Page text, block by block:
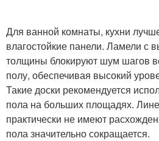
Для ванной комнаты, кухни
влагостойкие панели. Ламели с
толщины блокируют шум шагов
полу, обеспечивая высокий
Такие доски рекомендуется
пола на больших площадях.
практически не имеют
пола значительно сокращается.